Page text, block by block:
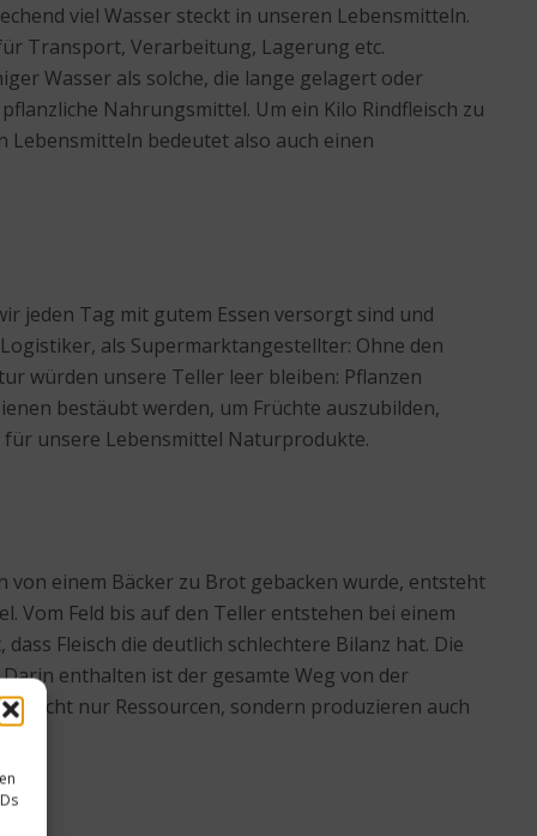
viel Wasser steckt in unseren Lebensmitteln.
Transport, Verarbeitung, Lagerung etc.
Wasser als solche, die lange gelagert oder
Nahrungsmittel. Um ein Kilo Rindfleisch zu
bedeutet also auch einen
jeden Tag mit gutem Essen versorgt sind und
als Supermarktangestellter: Ohne den
würden unsere Teller leer bleiben: Pflanzen
bestäubt werden, um Früchte auszubilden,
für unsere Lebensmittel Naturprodukte.
einem Bäcker zu Brot gebacken wurde, entsteht
Vom Feld bis auf den Teller entstehen bei einem
Fleisch die deutlich schlechtere Bilanz hat. Die
enthalten ist der gesamte Weg von der
nicht nur Ressourcen, sondern produzieren auch